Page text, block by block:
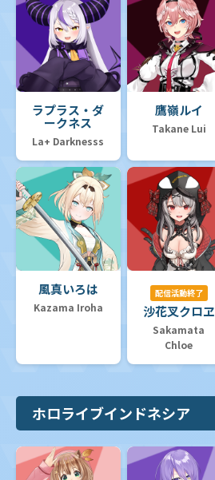
ラプラス・ダ
ークネス
La+ Darknesss
鷹嶺ルイ
Takane Lui
風真いろは
Kazama Iroha
配信活動終了
沙花叉クロヱ
Sakamata
Chloe
ホロライブインドネシア